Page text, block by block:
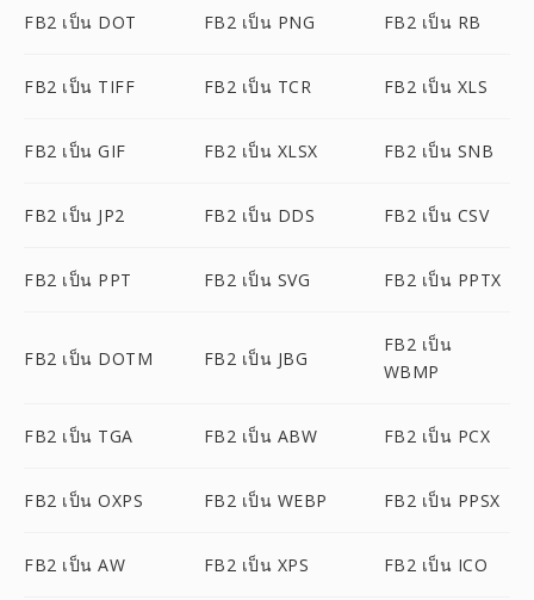
FB2 เป็น DOT FB2 เป็น PNG FB2 เป็น RB
FB2 เป็น TIFF FB2 เป็น TCR FB2 เป็น XLS
FB2 เป็น GIF FB2 เป็น XLSX FB2 เป็น SNB
FB2 เป็น JP2 FB2 เป็น DDS FB2 เป็น CSV
FB2 เป็น PPT FB2 เป็น SVG FB2 เป็น PPTX
FB2 เป็น DOTM FB2 เป็น JBG
FB2 เป็น
WBMP
FB2 เป็น TGA FB2 เป็น ABW FB2 เป็น PCX
FB2 เป็น OXPS FB2 เป็น WEBP FB2 เป็น PPSX
FB2 เป็น AW FB2 เป็น XPS FB2 เป็น ICO